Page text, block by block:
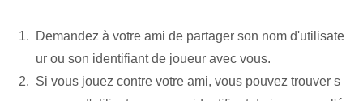
Demandez à votre ami de partager son nom d'utilisate
ur ou son identifiant de joueur avec vous.
Si vous jouez contre votre ami, vous pouvez trouver s